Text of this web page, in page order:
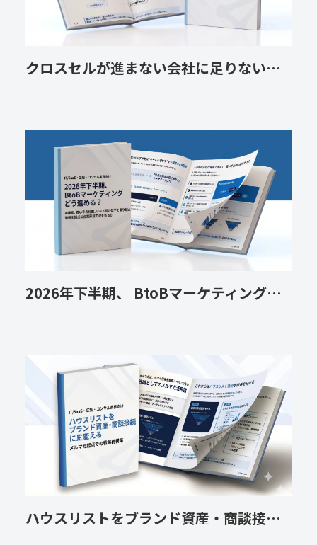
クロスセルが進まない会社に足りないのはCRO機能
2026年下半期、 BtoBマーケティングどう進める？ 価値を起点に合意形成の波をどう作るか
ハウスリストをブランド資産・商談接続に変えるメルマガ起点の戦略再構築